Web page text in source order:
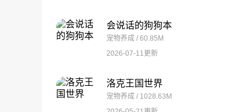
会说话的狗狗本
宠物养成 / 60.85M
2026-07-11更新
洛克王国世界
宠物养成 / 1028.63M